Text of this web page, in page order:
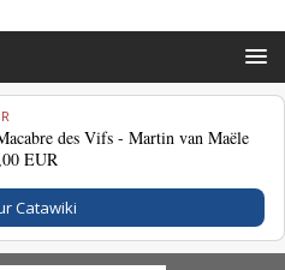
des Vifs - Martin van Maële
EUR
Catawiki